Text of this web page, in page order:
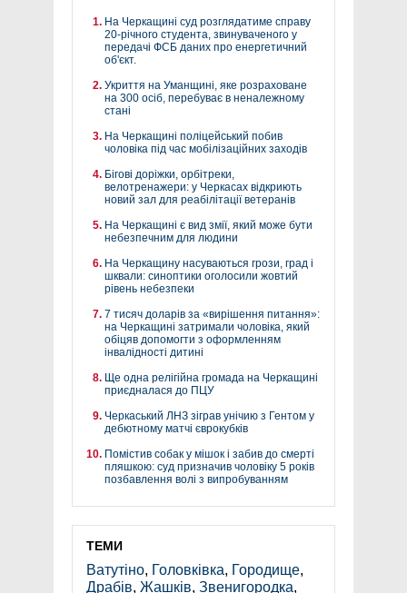
На Черкащині суд розглядатиме справу
20-річного студента, звинуваченого у
передачі ФСБ даних про енергетичний
об'єкт.
Укриття на Уманщині, яке розраховане
на 300 осіб, перебуває в неналежному
стані
На Черкащині поліцейський побив
чоловіка під час мобілізаційних заходів
Бігові доріжки, орбітреки,
велотренажери: у Черкасах відкриють
новий зал для реабілітації ветеранів
На Черкащині є вид змії, який може бути
небезпечним для людини
На Черкащину насуваються грози, град і
шквали: синоптики оголосили жовтий
рівень небезпеки
7 тисяч доларів за «вирішення питання»:
на Черкащині затримали чоловіка, який
обіцяв допомогти з оформленням
інвалідності дитині
Ще одна релігійна громада на Черкащині
приєдналася до ПЦУ
Черкаський ЛНЗ зіграв унічию з Гентом у
дебютному матчі єврокубків
Помістив собак у мішок і забив до смерті
пляшкою: суд призначив чоловіку 5 років
позбавлення волі з випробуванням
ТЕМИ
Ватутіно, Головківка, Городище,
Драбів, Жашків, Звенигородка,